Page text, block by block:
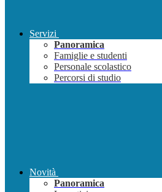
Servizi
Panoramica
Famiglie e studenti
Personale scolastico
Percorsi di studio
Novità
Panoramica